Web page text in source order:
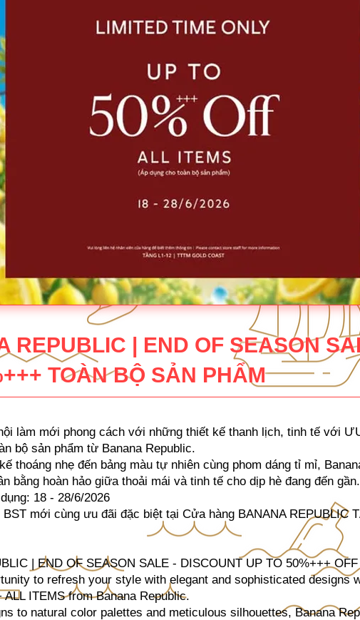
REPUBLIC | END OF SEASON
TOÀN BỘ SẢN PHẨM
làm mới phong cách với những thiết kế thanh lịch, tinh tế với
bộ sản phẩm từ Banana Republic.
thoáng nhẹ đến bảng màu tự nhiên cùng phom dáng tỉ mỉ,
bằng hoàn hảo giữa thoải mái và tinh tế cho dịp hè đang đến gần.
18 - 28/6/2026
BST mới cùng ưu đãi đặc biệt tại Cửa hàng BANANA REPUBLIC
| END OF SEASON SALE - DISCOUNT UP TO 50%+++
to refresh your style with elegant and sophisticated designs
ALL ITEMS from Banana Republic.
to natural color palettes and meticulous silhouettes, Banana